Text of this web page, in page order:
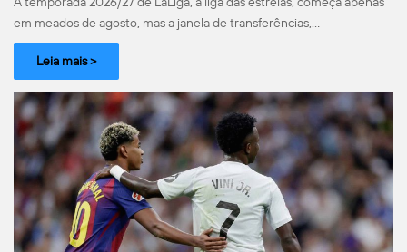
em meados de agosto, mas a janela de transferências,…
Leia mais >